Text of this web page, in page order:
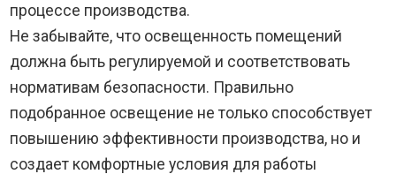
процессе производства.
Не забывайте, что освещенность помещений
должна быть регулируемой и соответствовать
нормативам безопасности. Правильно
подобранное освещение не только способствует
повышению эффективности производства, но и
создает комфортные условия для работы